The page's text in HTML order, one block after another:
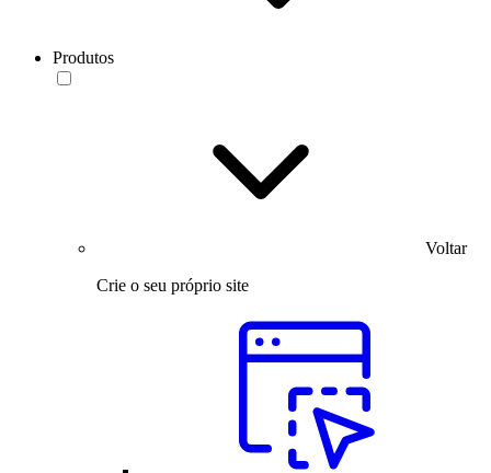
Produtos
Voltar
Crie o seu próprio site